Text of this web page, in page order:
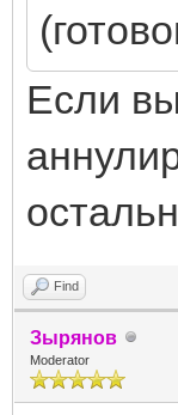
Если
Find
Зырянов
Moderator